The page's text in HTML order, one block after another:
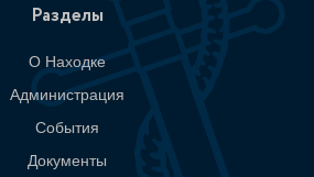
Разделы
О Находке
Администрация
События
Документы